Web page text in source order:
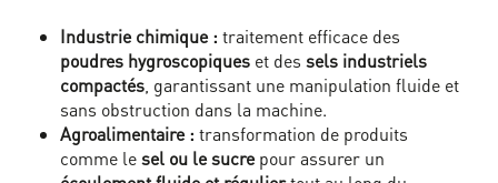
Industrie chimique : traitement efficace des
poudres hygroscopiques et des sels industriels
compactés , garantissant une manipulation fluide et
sans obstruction dans la machine.
Agroalimentaire : transformation de produits
comme lesel ou le sucrepour assurer un